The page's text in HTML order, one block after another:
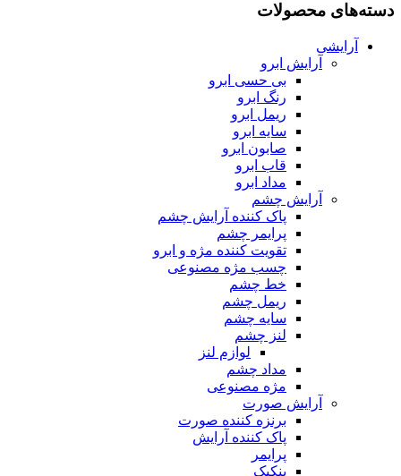
دسته‌های محصولات
آرایشی
آرایش ابرو
بی حسی ابرو
رنگ ابرو
ریمل ابرو
سایه ابرو
صابون ابرو
قاب ابرو
مداد ابرو
آرایش چشم
پاک کننده آرایش چشم
پرایمر چشم
تقویت کننده مژه و ابرو
چسب مژه مصنوعی
خط چشم
ریمل چشم
سایه چشم
لنز چشم
لوازم لنز
مداد چشم
مژه مصنوعی
آرایش صورت
برنزه کننده صورت
پاک کننده آرایش
پرایمر
پنکیک